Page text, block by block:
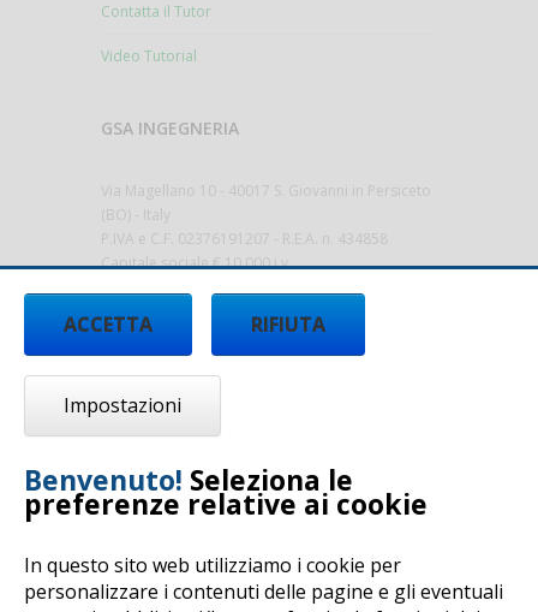
Contatta il Tutor
Video Tutorial
GSA INGEGNERIA
Via Magellano 10 - 40017 S. Giovanni in Persiceto
(BO) - Italy
P.IVA e C.F. 02376191207 - R.E.A. n. 434858
Capitale sociale € 10.000 i.v.
www.sicurezza-ambiente.it
RIFIUTA
ACCETTA
Impostazioni
Benvenuto! Seleziona le
preferenze relative ai cookie
In questo sito web utilizziamo i cookie per
personalizzare i contenuti delle pagine e gli eventuali